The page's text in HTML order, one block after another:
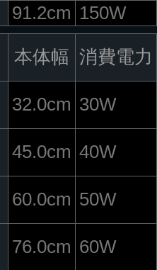
91.2cm 150W
本体幅 消費電力
32.0cm 30W
45.0cm 40W
60.0cm 50W
76.0cm 60W